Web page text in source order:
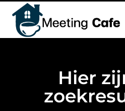
Hier